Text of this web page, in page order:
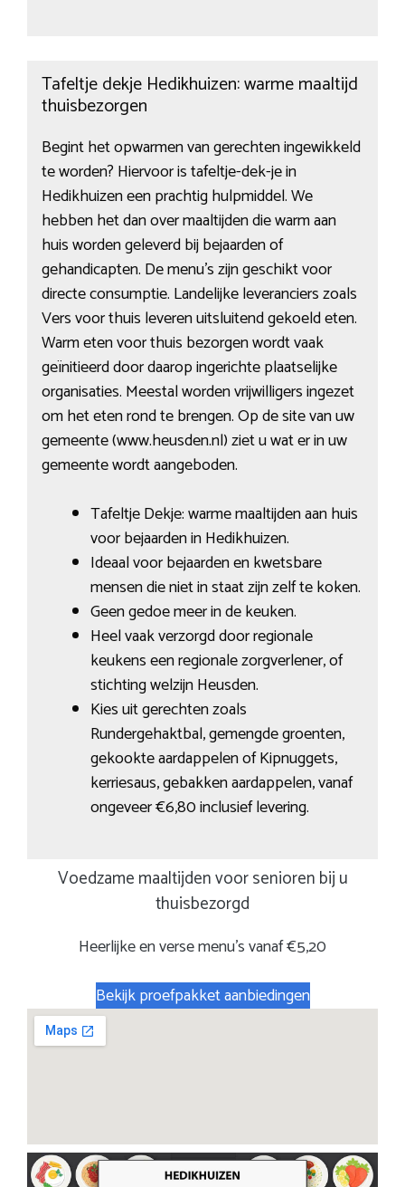
Tafeltje dekje Hedikhuizen: warme maaltijd
thuisbezorgen
Begint het opwarmen van gerechten ingewikkeld
te worden? Hiervoor is tafeltje-dek-je in
Hedikhuizen een prachtig hulpmiddel. We
hebben het dan over maaltijden die warm aan
huis worden geleverd bij bejaarden of
gehandicapten. De menu’s zijn geschikt voor
directe consumptie. Landelijke leveranciers zoals
Vers voor thuis leveren uitsluitend gekoeld eten.
Warm eten voor thuis bezorgen wordt vaak
geïnitieerd door daarop ingerichte plaatselijke
organisaties. Meestal worden vrijwilligers ingezet
om het eten rond te brengen. Op de site van uw
gemeente (www.heusden.nl) ziet u wat er in uw
gemeente wordt aangeboden.
Tafeltje Dekje: warme maaltijden aan huis
voor bejaarden in Hedikhuizen.
Ideaal voor bejaarden en kwetsbare
mensen die niet in staat zijn zelf te koken.
Geen gedoe meer in de keuken.
Heel vaak verzorgd door regionale
keukens een regionale zorgverlener, of
stichting welzijn Heusden.
Kies uit gerechten zoals
Rundergehaktbal, gemengde groenten,
gekookte aardappelen of Kipnuggets,
kerriesaus, gebakken aardappelen, vanaf
ongeveer €6,80 inclusief levering.
Voedzame maaltijden voor senioren bij u
thuisbezorgd
Heerlijke en verse menu’s vanaf €5,20
Bekijk proefpakket aanbiedingen